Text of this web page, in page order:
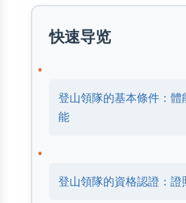
快速导览
登山領隊的基本條件：體
能
登山領隊的資格認證：證